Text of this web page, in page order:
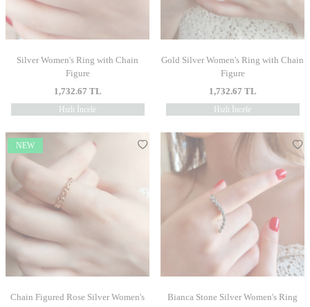
Silver Women's Ring with Chain
Figure
1,732.67 TL
Hızlı İncele
Gold Silver Women's Ring with Chain
Figure
1,732.67 TL
Hızlı İncele
NEW
Chain Figured Rose Silver Women's
Bianca Stone Silver Women's Ring